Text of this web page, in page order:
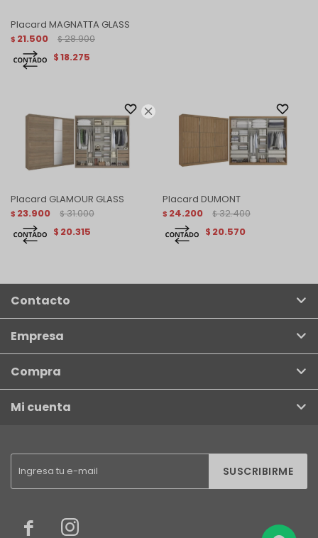

Placard MAGNATTA GLASS
$ 21.500 $ 28.900
$18.275
Placard GLAMOUR GLASS
$ 23.900 $ 31.000
$ 20.315
Placard DUMONT
$ 24.200 $ 32.400
$ 20.570
SUSCRIBIRME
 
Contacto
Empresa
Compra
Mi cuenta